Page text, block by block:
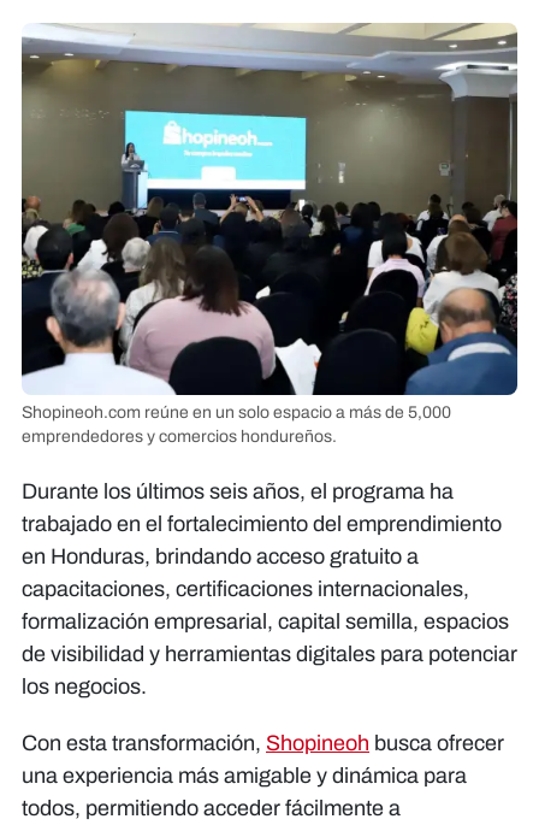
Shopineoh.com reúne en un solo espacio a más de 5,000
emprendedores y comercios hondureños.
Durante los últimos seis años, el programa ha
trabajado en el fortalecimiento del emprendimiento
en Honduras, brindando acceso gratuito a
capacitaciones, certificaciones internacionales,
formalización empresarial, capital semilla, espacios
de visibilidad y herramientas digitales para potenciar
los negocios.
Con esta transformación, Shopineoh busca ofrecer
una experiencia más amigable y dinámica para
todos, permitiendo acceder fácilmente a